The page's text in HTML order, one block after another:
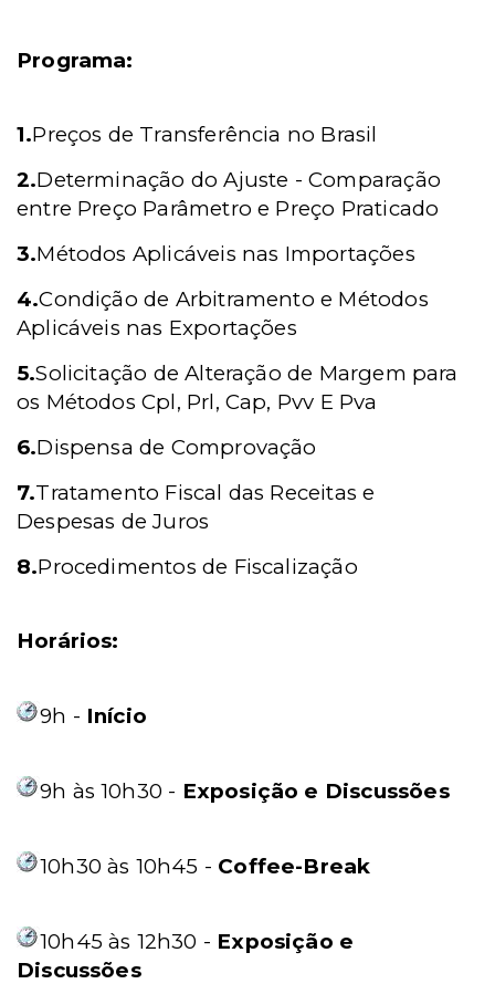
Programa:
1.Preços de Transferência no Brasil
2.Determinação do Ajuste - Comparação
entre Preço Parâmetro e Preço Praticado
3.Métodos Aplicáveis nas Importações
4.Condição de Arbitramento e Métodos
Aplicáveis nas Exportações
5.Solicitação de Alteração de Margem para
os Métodos Cpl, Prl, Cap, Pvv E Pva
6.Dispensa de Comprovação
7.Tratamento Fiscal das Receitas e
Despesas de Juros
8.Procedimentos de Fiscalização
Horários:
9h - Início
9h às 10h30 - Exposição e Discussões
10h30 às 10h45 - Coffee-Break
10h45 às 12h30 - Exposição e
Discussões